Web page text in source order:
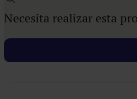
Necesita realizar esta